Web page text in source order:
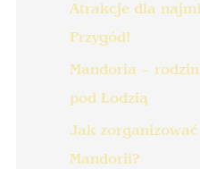
Atrakcje dla
Przygód!
Mandoria –
pod Łodzią
Jak
Mandorii?